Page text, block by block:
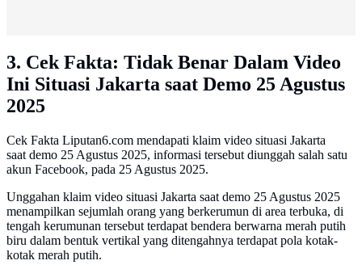
3. Cek Fakta: Tidak Benar Dalam Video
Ini Situasi Jakarta saat Demo 25 Agustus
2025
Cek Fakta Liputan6.com mendapati klaim video situasi Jakarta
saat demo 25 Agustus 2025, informasi tersebut diunggah salah satu
akun Facebook, pada 25 Agustus 2025.
Unggahan klaim video situasi Jakarta saat demo 25 Agustus 2025
menampilkan sejumlah orang yang berkerumun di area terbuka, di
tengah kerumunan tersebut terdapat bendera berwarna merah putih
biru dalam bentuk vertikal yang ditengahnya terdapat pola kotak-
kotak merah putih.